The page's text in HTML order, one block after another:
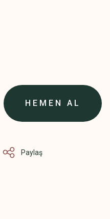
HEMEN AL
Paylaş